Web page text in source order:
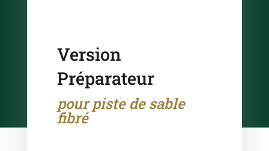
Version
Préparateur
pour piste de sable
fibré